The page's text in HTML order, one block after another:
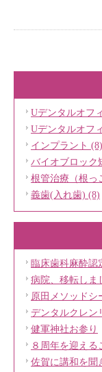
Uデンタルオフ
Uデンタルオフ
インプラント (8)
バイオブロック
根管治療（根っ
義歯(入れ歯) (8)
臨床歯科麻酔認
病院、移転しま
原田メソッドシ
デンタルクレ
健軍神社お参り
８周年を迎える
佐賀に講和を聞